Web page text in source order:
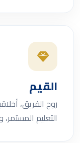
القيم
روح الفريق،
التعليم المستمر،